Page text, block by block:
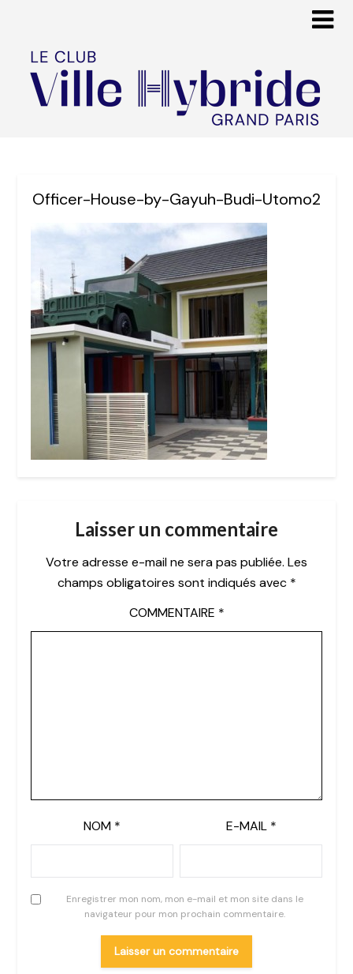
Officer-House-by-Gayuh-Budi-Utomo2
Laisser un commentaire
Votre adresse e-mail ne sera pas publiée. Les
champs obligatoires sont indiqués avec *
COMMENTAIRE *
NOM * E-MAIL *
Enregistrer mon nom, mon e-mail et mon site dans le
navigateur pour mon prochain commentaire.